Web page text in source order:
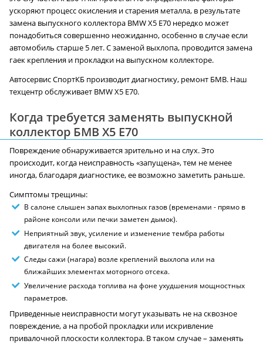
ускоряют процесс окисления и старения металла, в результате
замена выпускного коллектора BMW X5 E70 нередко может
понадобиться совершенно неожиданно, особенно в случае если
автомобиль старше 5 лет. С заменой выхлопа, проводится замена
гаек крепления и прокладки на выпускном коллекторе.
Автосервис СпортКБ производит диагностику, ремонт БМВ. Наш
техцентр обслуживает BMW X5 E70.
Когда требуется заменять выпускной
коллектор БМВ X5 E70
Повреждение обнаруживается зрительно и на слух. Это
происходит, когда неисправность «запущена», тем не менее
иногда, благодаря диагностике, ее возможно заметить раньше.
Симптомы трещины:
В салоне слышен запах выхлопных газов (временами - прямо в
районе консоли или печки заметен дымок).
Неприятный звук, усиление и изменение тембра работы
двигателя на более высокий.
Следы сажи (нагара) возле креплений выхлопа или на
ближайших элементах моторного отсека.
Увеличение расхода топлива на фоне ухудшения мощностных
параметров.
Приведенные неисправности могут указывать не на сквозное
повреждение, а на пробой прокладки или искривление
привалочной плоскости коллектора. В таком случае – заменять